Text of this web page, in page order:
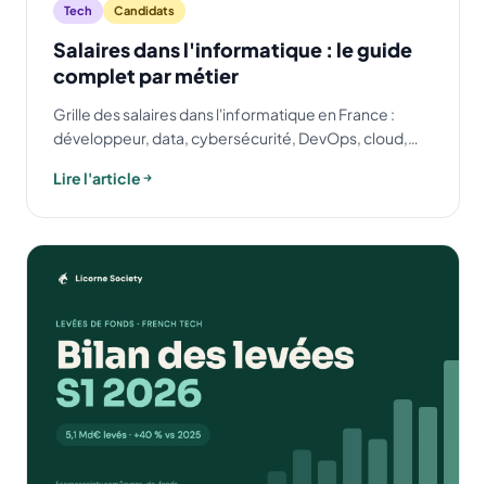
Tech Candidats
Salaires dans l'informatique : le guide
complet par métier
Grille des salaires dans l'informatique en France :
développeur, data, cybersécurité, DevOps, cloud,
localisation.
Lire l'article